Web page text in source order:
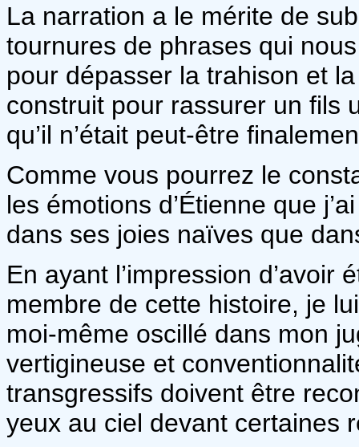
La narration a le mérite de
tournures de phrases qui
pour dépasser la trahison et
construit pour rassurer un fils
qu’il n’était peut-être
Comme vous pourrez le
les émotions d’Étienne que
dans ses joies naïves que
En ayant l’impression
membre de cette histoire, je
moi-même oscillé dans mon
vertigineuse et
transgressifs doivent être
yeux au ciel devant certaines